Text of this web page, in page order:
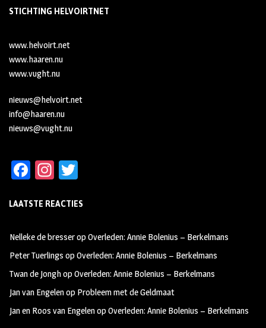
STICHTING HELVOIRTNET
www.helvoirt.net
www.haaren.nu
www.vught.nu
nieuws@helvoirt.net
info@haaren.nu
nieuws@vught.nu
Fa
b
oo
k
In
ag
m
tt
LAATSTE REACTIES
Nelleke de bresseropOverleden: Annie Bolenius – Berkelmans
Peter Tuerlings opOverleden: Annie Bolenius – Berkelmans
Twan de JonghopOverleden: Annie Bolenius – Berkelmans
Jan van Engelenop Probleem met de Geldmaat
Jan en Roos van EngelenopOverleden: Annie Bolenius – Berkelmans